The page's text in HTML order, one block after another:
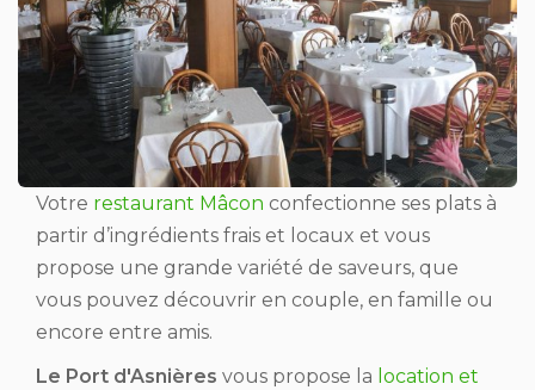
Votre restaurant Mâcon confectionne ses plats à
partir d’ingrédients frais et locaux et vous
propose une grande variété de saveurs, que
vous pouvez découvrir en couple, en famille ou
encore entre amis.
Le Port d'Asnières vous propose la location et